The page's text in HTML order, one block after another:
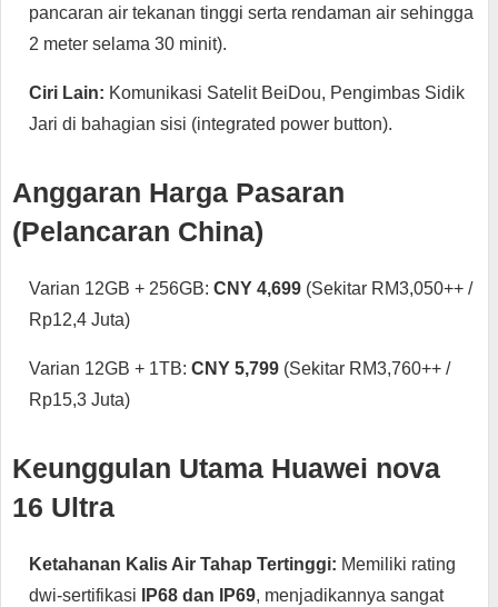
pancaran air tekanan tinggi serta rendaman air sehingga
2 meter selama 30 minit).
Ciri Lain: Komunikasi Satelit BeiDou, Pengimbas Sidik
Jari di bahagian sisi (integrated power button).
Anggaran Harga Pasaran
(Pelancaran China)
Varian 12GB + 256GB: CNY 4,699 (Sekitar RM3,050++ /
Rp12,4 Juta)
Varian 12GB + 1TB: CNY 5,799 (Sekitar RM3,760++ /
Rp15,3 Juta)
Keunggulan Utama Huawei nova
16 Ultra
Ketahanan Kalis Air Tahap Tertinggi: Memiliki rating
dwi-sertifikasi
IP68 dan IP69, menjadikannya sangat